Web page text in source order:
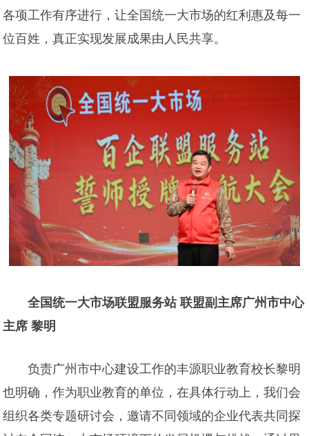
各项工作有序进行，让全国统一大市场的红利惠及每一
位百姓，真正实现发展成果由人民共享。
全国统一大市场联盟服务站 联盟副主席广州市中心
主席 黎明
负责广州市中心建设工作的丰源职业教育校长黎明
也明确，作为职业教育的单位，在具体行动上，我们会
组织各类专题研讨会，邀请不同领域的企业代表共同探